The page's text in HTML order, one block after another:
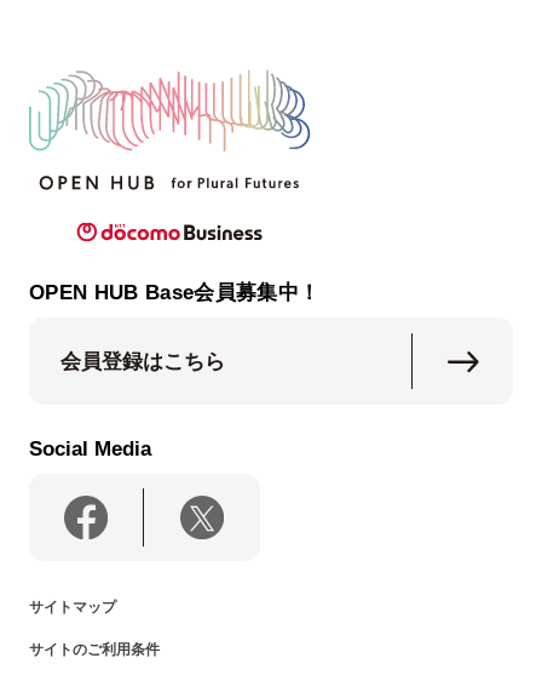
OPEN HUB Base会員募集中！
会員登録はこちら
Social Media
サイトマップ
サイトのご利用条件